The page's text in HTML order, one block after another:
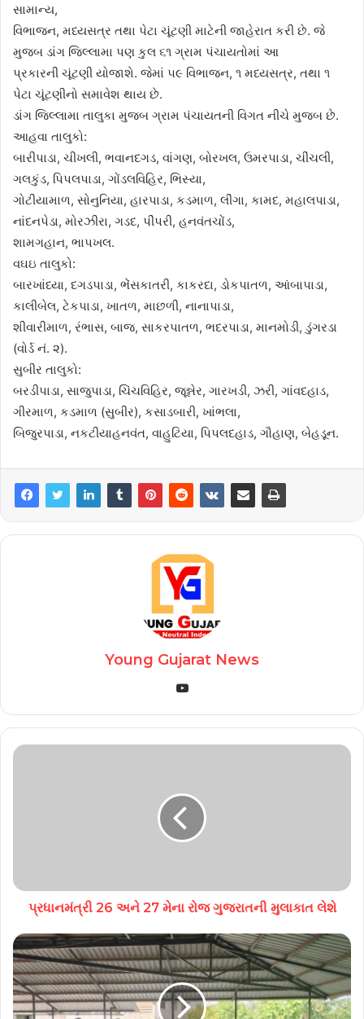
સામાન્ય,
વિભાજન, મધ્યસત્ર તથા પેટા ચૂંટણી માટેની જાહેરાત કરી છે. જે
મુજબ ડાંગ જિલ્લામા પણ કુલ ૬૧ ગ્રામ પંચાયતોમાં આ
પ્રકારની ચૂંટણી યોજાશે. જેમાં ૫૯ વિભાજન, ૧ મધ્યસત્ર, તથા ૧
પેટા ચૂંટણીનો સમાવેશ થાય છે.
ડાંગ જિલ્લામા તાલુકા મુજબ ગ્રામ પંચાયતની વિગત નીચે મુજબ છે.
આહવા તાલુકો:
બારીપાડા, ચીખલી, ભવાનદગડ, વાંગણ, બોરખલ, ઉમરપાડા, ચીંચલી,
ગલકુંડ, પિપલપાડા, ગોંડલવિહિર, ભિસ્યા,
ગોટીયામાળ, સોનુનિયા, હારપાડા, કડમાળ, લીંગા, કામદ, મહાલપાડા,
નાંદનપેડા, મોરઝીરા, ગડદ, પીંપરી, હનવંતચોંડ,
શામગહાન, ભાપખલ.
વઘઇ તાલુકો:
બારખાંધ્યા, દગડપાડા, ભેંસકાતરી, કાકરદા, ડોકપાતળ, આંબાપાડા,
કાલીબેલ, ટેકપાડા, ખાતળ, માછળી, નાનાપાડા,
શીવારીમાળ, રંભાસ, બાજ, સાકરપાતળ, ભદરપાડા, માનમોડી, ડુંગરડા
(વોર્ડ નં. ૨).
સુબીર તાલુકો:
બરડીપાડા, સાજુપાડા, ચિંચવિહિર, જૂન્નેર, ગારખડી, ઝરી, ગાંવદહાડ,
ગીરમાળ, કડમાળ (સુબીર), કસાડબારી, ખાંભલા,
બિજુરપાડા, નકટીયાહનવંત, વાહુટિયા, પિપલદહાડ, ગૌહાણ, બેહડૂન.
Young Gujarat News
YouTube
પ્રધાનમંત્રી 26 અને 27 મેના રોજ ગુજરાતની મુલાકાત લેશે